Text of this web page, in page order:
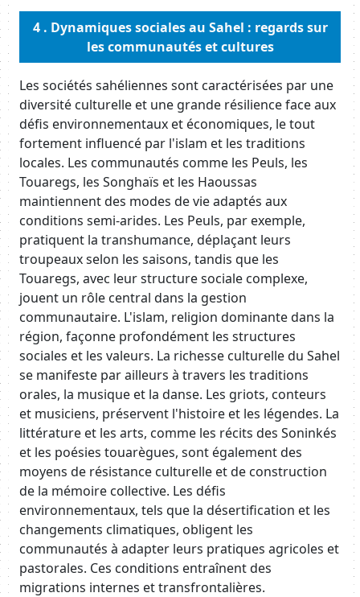
4 . Dynamiques sociales au Sahel : regards sur
les communautés et cultures
Body
Les sociétés sahéliennes sont caractérisées par une
diversité culturelle et une grande résilience face aux
défis environnementaux et économiques, le tout
fortement influencé par l'islam et les traditions
locales. Les communautés comme les Peuls, les
Touaregs, les Songhaïs et les Haoussas
maintiennent des modes de vie adaptés aux
conditions semi-arides. Les Peuls, par exemple,
pratiquent la transhumance, déplaçant leurs
troupeaux selon les saisons, tandis que les
Touaregs, avec leur structure sociale complexe,
jouent un rôle central dans la gestion
communautaire. L'islam, religion dominante dans la
région, façonne profondément les structures
sociales et les valeurs. La richesse culturelle du Sahel
se manifeste par ailleurs à travers les traditions
orales, la musique et la danse. Les griots, conteurs
et musiciens, préservent l'histoire et les légendes. La
littérature et les arts, comme les récits des Soninkés
et les poésies touarègues, sont également des
moyens de résistance culturelle et de construction
de la mémoire collective. Les défis
environnementaux, tels que la désertification et les
changements climatiques, obligent les
communautés à adapter leurs pratiques agricoles et
pastorales. Ces conditions entraînent des
migrations internes et transfrontalières.